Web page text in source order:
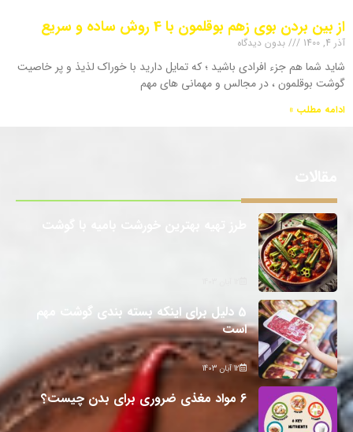
از بین بردن بوی زهم بوقلمون با 4 روش ساده و سریع
آذر 4, 1400 بدون دیدگاه
شاید شما هم جزء افرادی باشید ؛ که تمایل دارید با خوراک لذیذ و پر خاصیت
گوشت بوقلمون ، در مجالس و مهمانی های مهم
ادامه مطلب »
5 دلیل برای اینکه بسته بندی گوشت مهم
است
12 آبان 1403
6 مواد مغذی ضروری برای بدن چیست؟